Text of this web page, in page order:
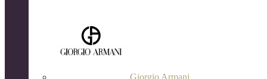
Giorgio Armani